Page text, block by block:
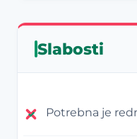
Slabosti
Potrebna je